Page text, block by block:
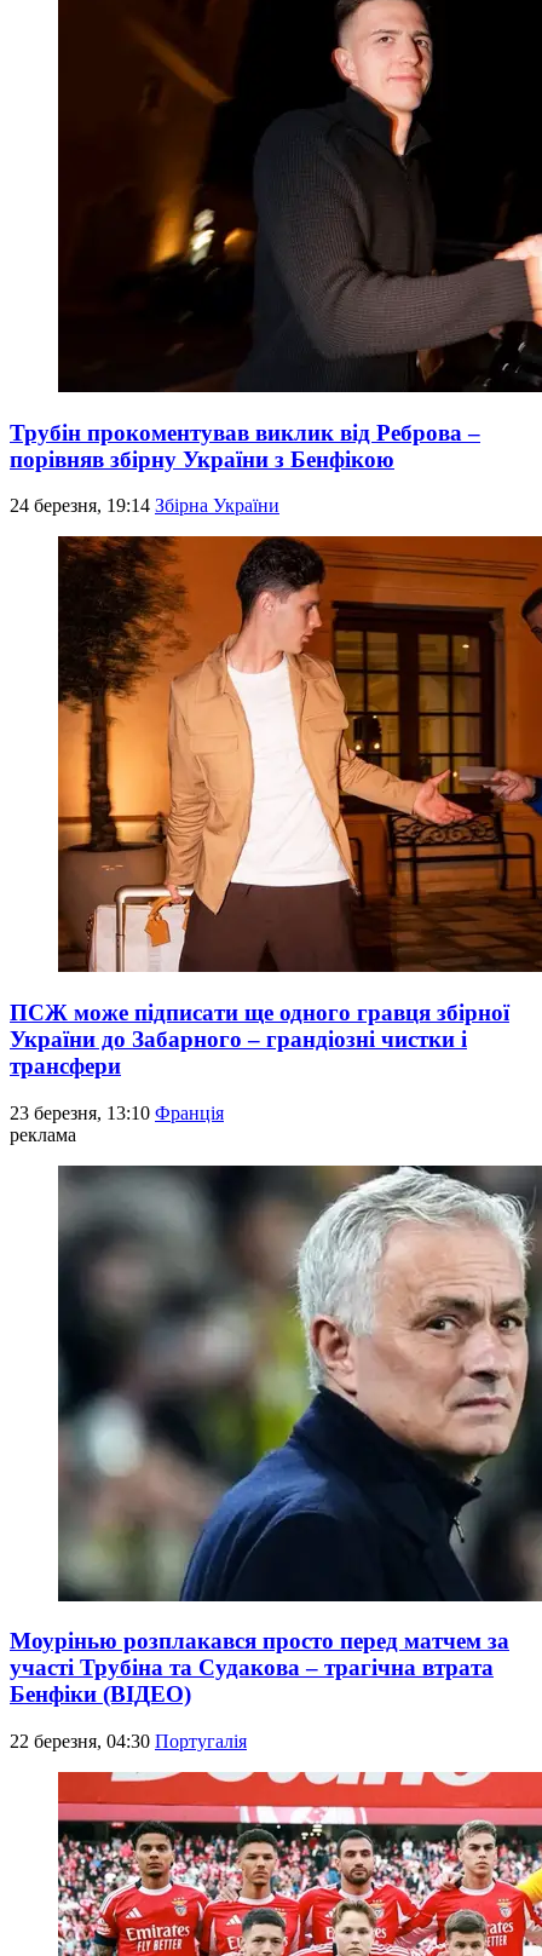
Трубін прокоментував виклик від Реброва –
порівняв збірну України з Бенфікою
24 березня, 19:14 Збірна України
ПСЖ може підписати ще одного гравця збірної
України до Забарного – грандіозні чистки і
трансфери
23 березня, 13:10 Франція
реклама
Моурінью розплакався просто перед матчем за
участі Трубіна та Судакова – трагічна втрата
Бенфіки (ВІДЕО)
22 березня, 04:30 Португалія